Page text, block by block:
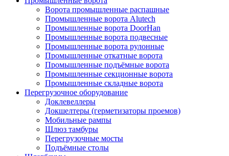
Ворота промышленные распашные
Промышленные ворота Alutech
Промышленные ворота DoorHan
Промышленные ворота подвесные
Промышленные ворота рулонные
Промышленные откатные ворота
Промышленные подъёмные ворота
Промышленные секционные ворота
Промышленные складные ворота
Перегрузочное оборудование
Доклевеллеры
Докшелтеры (герметизаторы проемов)
Мобильные рампы
Шлюз тамбуры
Перегрузочные мосты
Подъёмные столы